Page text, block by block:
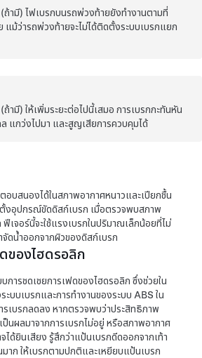
ถ้ามี) ไฟเบรกบนรถพ่วงท้ายยังทำงานตามที่
แม้ว่ารถพ่วงท้ายจะไม่ได้ติดตั้งระบบเบรกแยก
ามี) ให้เพิ่มระยะต่อไปนี้เสมอ การเบรกกะทันหัน
แกว่งไปมา และสูญเสียการควบคุมได้
อบสนองได้ในสภาพอากาศหนาวและเปียกชื้น
งอุปกรณ์ขัดดิสก์เบรก เมื่อตรวจพบสภาพ
เจอร์นี้จะใช้แรงเบรกในปริมาณเล็กน้อยที่ไม่
จัดน้ำออกจากผิวของดิสก์เบรก
ของไฮดรอลิก
การชดเชยการเฟดของไฮดรอลิก ซึ่งช่วยใน
บบเบรกและการทำงานของระบบ ABS ใน
เบรกลดลง หากตรวจพบว่าประสิทธิภาพ
ป็นผลมาจากการเบรกไม่อยู่ หรือสภาพอากาศ
ได้ยินเสียง รู้สึกว่าแป้นเบรกดีดออกจากเท้า
าก ให้เบรกตามปกติและเหยียบแป้นเบรก